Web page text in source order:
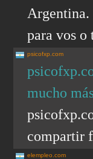
Argentina.
para vos o
psicofxp.com
mucho
compartir
elempleo.com